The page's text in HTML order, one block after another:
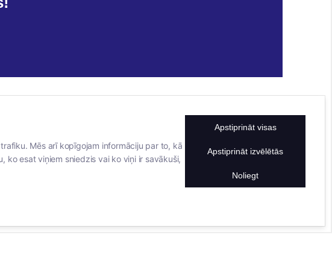
KONTAKTINFORMĀCIJA
TĀLRUNIS
+371 25911816
info@bertasnams.lv
Mēs arī kopīgojam informāciju par to, kā
ko esat viņiem sniedzis vai ko viņi ir savākuši,
Apstiprināt visas
Apstiprināt izvēlētās
Noliegt